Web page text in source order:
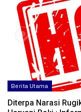
Berita Utama
Diterpa Narasi